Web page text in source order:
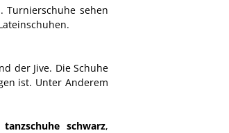
Turnierschuhe sehen
der Jive. Die Schuhe
ist. Unter Anderem
tanzschuhe schwarz,